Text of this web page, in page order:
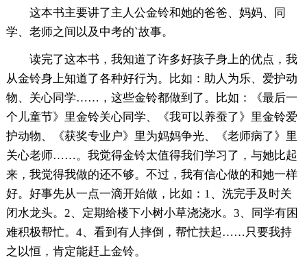
这本书主要讲了主人公金铃和她的爸爸、妈妈、同
学、老师之间以及中考的`故事。
读完了这本书，我知道了许多好孩子身上的优点，我
从金铃身上知道了各种好行为。比如：助人为乐、爱护动
物、关心同学……，这些金铃都做到了。比如：《最后一
个儿童节》里金铃关心同学、《我可以养蚕了》里金铃爱
护动物、《获奖专业户》里为妈妈争光、《老师病了》里
关心老师……。我觉得金铃太值得我们学习了，与她比起
来，我觉得我做的还不够。不过，我有信心做的和她一样
好。好事先从一点一滴开始做，比如：1、洗完手及时关
闭水龙头。2、定期给楼下小树小草浇浇水。3、同学有困
难积极帮忙。4、看到有人摔倒，帮忙扶起……只要我持
之以恒，肯定能赶上金铃。